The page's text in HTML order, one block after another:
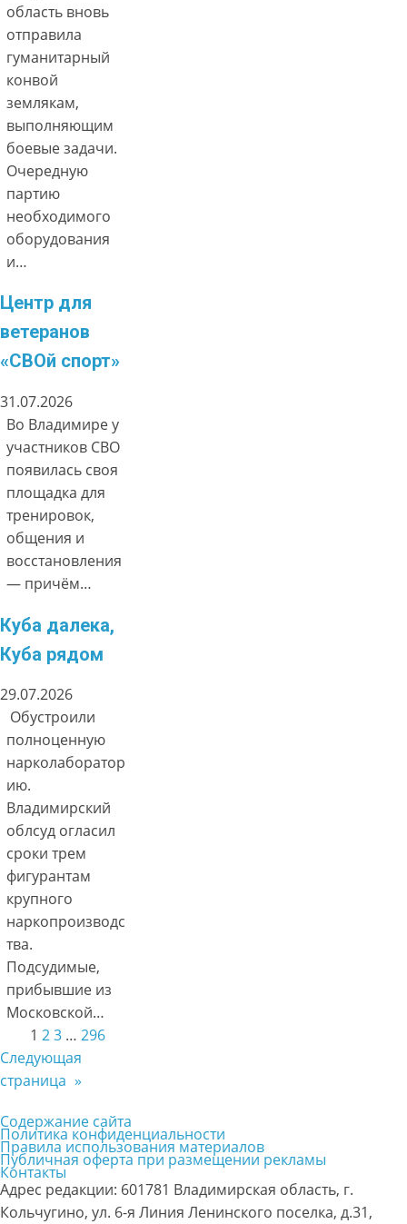
область вновь
отправила
гуманитарный
конвой
землякам,
выполняющим
боевые задачи.
Очередную
партию
необходимого
оборудования
и…
Центр для
ветеранов
«СВОй спорт»
31.07.2026
Во Владимире у
участников СВО
появилась своя
площадка для
тренировок,
общения и
восстановления
— причём…
Куба далека,
Куба рядом
29.07.2026
Обустроили
полноценную
нарколаборатор
ию.
Владимирский
облсуд огласил
сроки трем
фигурантам
крупного
наркопроизводс
тва.
Подсудимые,
прибывшие из
Московской…
1 23 … 296
Следующая
страница »
Содержание сайта
Политика конфиденциальности
Правила использования материалов
Публичная оферта при размещении рекламы
Контакты
Адрес редакции: 601781 Владимирская область, г.
Кольчугино, ул. 6-я Линия Ленинского поселка, д.31,